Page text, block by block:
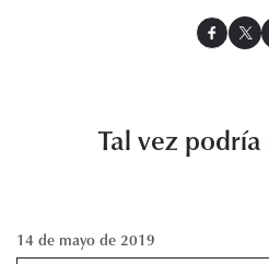
Tal vez
14 de mayo de 2019